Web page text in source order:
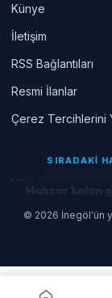
Künye
İletişim
RSS Bağlantıları
Resmi İlanlar
Çerez Tercihlerini
© 2026 İnegöl'ün
SIRADAKİ